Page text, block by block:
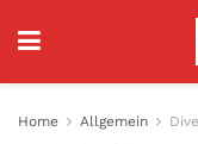
Home Allgemein